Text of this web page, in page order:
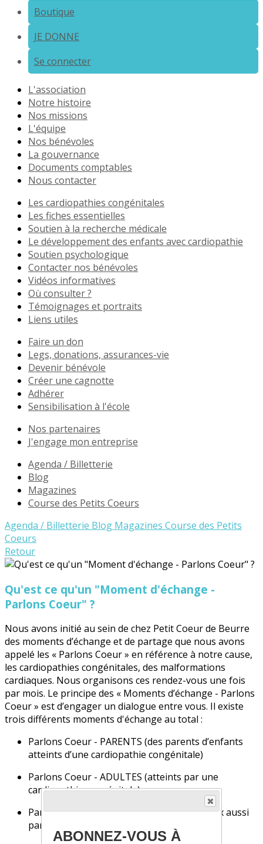
Boutique
JE DONNE
Se connecter
L'association
Notre histoire
Nos missions
L'équipe
Nos bénévoles
La gouvernance
Documents comptables
Nous contacter
Les cardiopathies congénitales
Les fiches essentielles
Soutien à la recherche médicale
Le développement des enfants avec cardiopathie
Soutien psychologique
Contacter nos bénévoles
Vidéos informatives
Où consulter ?
Témoignages et portraits
Liens utiles
Faire un don
Legs, donations, assurances-vie
Devenir bénévole
Créer une cagnotte
Adhérer
Sensibilisation à l'école
Nos partenaires
J'engage mon entreprise
Agenda / Billetterie
Blog
Magazines
Course des Petits Coeurs
Agenda / Billetterie Blog Magazines Course des Petits
Coeurs
Retour
Qu'est ce qu'un "Moment d'échange -
Parlons Coeur" ?
Nous avons initié au sein de chez Petit Coeur de Beurre
des moments d’échange et de partage que nous avons
appelé les « Parlons Coeur » en référence à notre cause,
les cardiopathies congénitales, des malformations
cardiaques. Nous organisons ces rendez-vous une fois
par mois. Le principe des « Moments d’échange - Parlons
Coeur » est d’engager un dialogue entre vous. Il existe
trois différents moments d'échange au total :
Parlons Coeur - PARENTS (des parents d’enfants
atteints d’une cardiopathie congénitale)
Parlons Coeur - ADULTES (atteints par une
cardiopathie congénitale)
Parlons Coeur - ADOLESCENTS (atteints eux aussi
par une cardiopathie congénitale)
ABONNEZ-VOUS À